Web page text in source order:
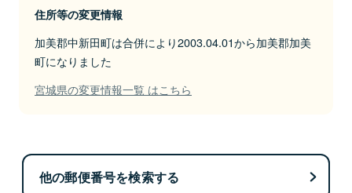
住所等の変更情報
加美郡中新田町は合併により2003.04.01から加美郡加美
町になりました
宮城県の変更情報一覧 はこちら
他の郵便番号を検索する